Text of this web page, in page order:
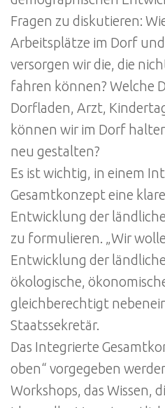
Fragen zu diskutieren:
Arbeitsplätze im Dorf und
versorgen wir die, die
fahren können? Welche
Dorfladen, Arzt,
können wir im Dorf
neu gestalten?
Es ist wichtig, in einem
Gesamtkonzept eine
Entwicklung der
zu formulieren. „Wir
Entwicklung der
ökologische,
gleichberechtigt
Staatssekretär.
Das Integrierte
oben“ vorgegeben
Workshops, das Wissen,